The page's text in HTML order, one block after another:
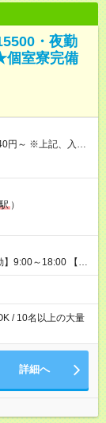
・夜勤
個室寮完備
円～ ※上記、入社
終了から100日以内
ービス『クリア
で給与を受け取れ
円)は手渡しで支
間中も交通費全額
）
】9:00～18:00 【夜
は電話・メールで
、自由に働けます
/ 10名以上の大量
詳細へ